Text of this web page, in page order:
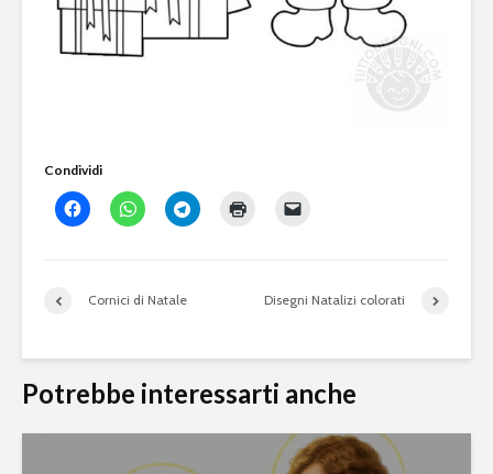
Condividi
Cornici di Natale Disegni Natalizi colorati
Potrebbe interessarti anche